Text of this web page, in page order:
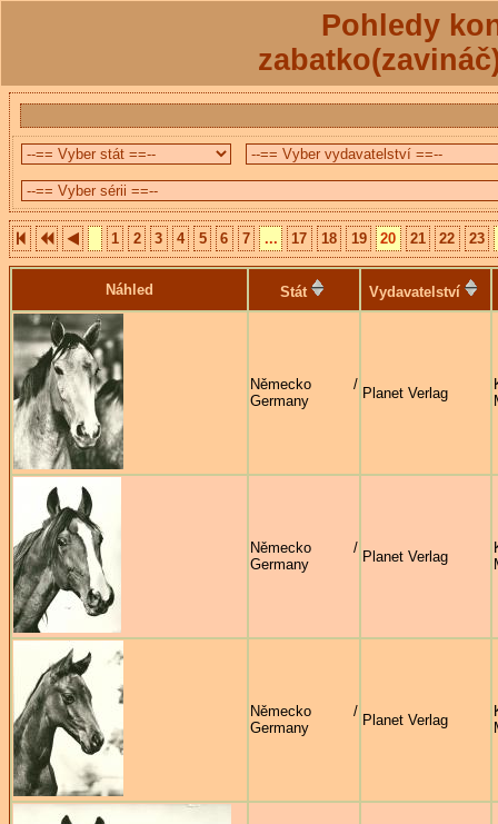
Pohledy
1 2 3 4 5 6 7 ... 17 18 19 20 21 22 23
Náhled Stát Vydavatelství
Německo /
Germany
Planet Verlag
Německo /
Germany
Planet Verlag
Německo /
Germany
Planet Verlag